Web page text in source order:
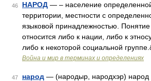
46 НАРОД — – население определенной
территории, местности с
языковой принадлежностью.
относится либо к нации, либо к
либо к некоторой социальной
Война и мир в терминах и определениях
47 народ — (народыр, народхэр) народ